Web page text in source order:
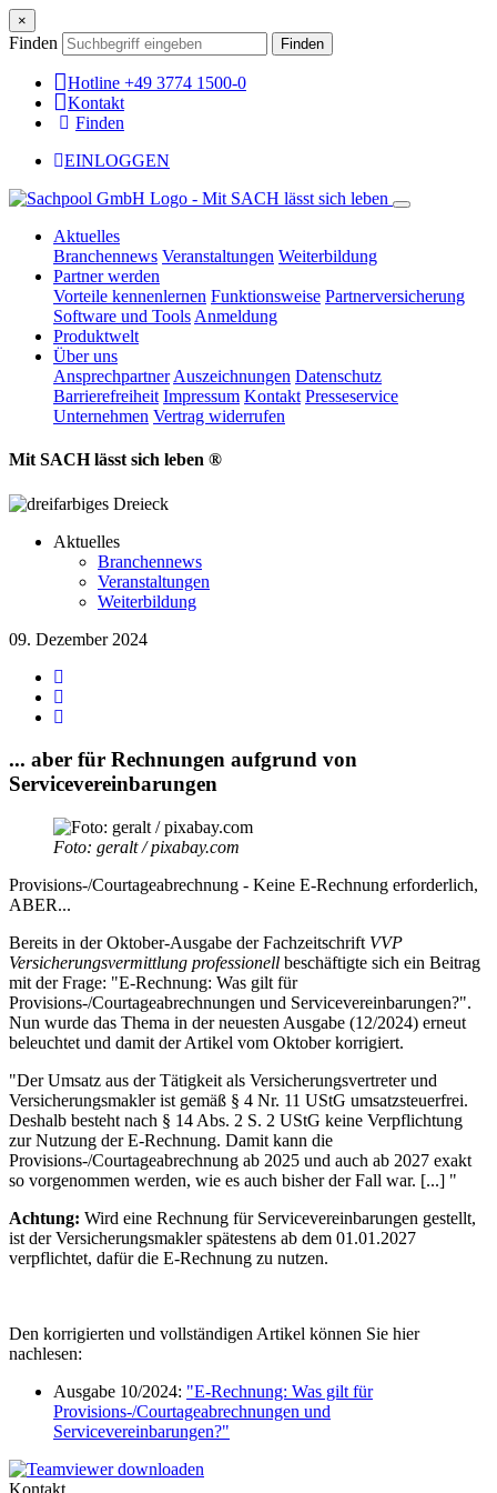
×
Finden Finden
Hotline +49 3774 1500-0
Kontakt
Finden
EINLOGGEN
Aktuelles
Branchennews Veranstaltungen Weiterbildung
Partner werden
Vorteile kennenlernen Funktionsweise Partnerversicherung
Software und Tools Anmeldung
Produktwelt
Über uns
Ansprechpartner Auszeichnungen Datenschutz
Barrierefreiheit Impressum Kontakt Presseservice
Unternehmen Vertrag widerrufen
Mit SACH lässt sich leben ®
Aktuelles
Branchennews
Veranstaltungen
Weiterbildung
09. Dezember 2024
... aber für Rechnungen aufgrund von
Servicevereinbarungen
Foto: geralt / pixabay.com
Provisions-/Courtageabrechnung - Keine E-Rechnung erforderlich,
ABER...
Bereits in der Oktober-Ausgabe der Fachzeitschrift VVP
Versicherungsvermittlung professionell beschäftigte sich ein Beitrag
mit der Frage: "E-Rechnung: Was gilt für
Provisions-/Courtageabrechnungen und Servicevereinbarungen?".
Nun wurde das Thema in der neuesten Ausgabe (12/2024) erneut
beleuchtet und damit der Artikel vom Oktober korrigiert.
"Der Umsatz aus der Tätigkeit als Versicherungsvertreter und
Versicherungsmakler ist gemäß § 4 Nr. 11 UStG umsatzsteuerfrei.
Deshalb besteht nach § 14 Abs. 2 S. 2 UStG keine Verpflichtung
zur Nutzung der E-Rechnung. Damit kann die
Provisions-/Courtageabrechnung ab 2025 und auch ab 2027 exakt
so vorgenommen werden, wie es auch bisher der Fall war. [...] "
Achtung: Wird eine Rechnung für Servicevereinbarungen gestellt,
ist der Versicherungsmakler spätestens ab dem 01.01.2027
verpflichtet, dafür die E-Rechnung zu nutzen.
Den korrigierten und vollständigen Artikel können Sie hier
nachlesen:
Ausgabe 10/2024: "E-Rechnung: Was gilt für
Provisions-/Courtageabrechnungen und
Servicevereinbarungen?"
Kontakt